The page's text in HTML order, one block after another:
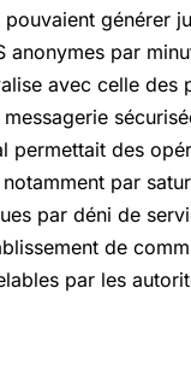
pouvaient générer
anonymes par
avec celle des
permettait des
par
par déni de
de
par les